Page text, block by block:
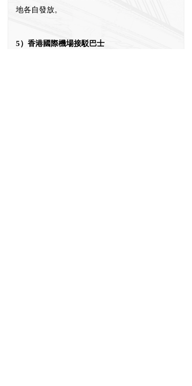
地各自發放。
5）香港國際機場接駁巴士